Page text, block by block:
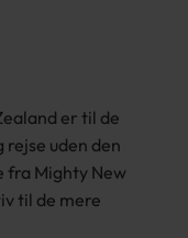
er til de
uden den
fra Mighty New
til de mere